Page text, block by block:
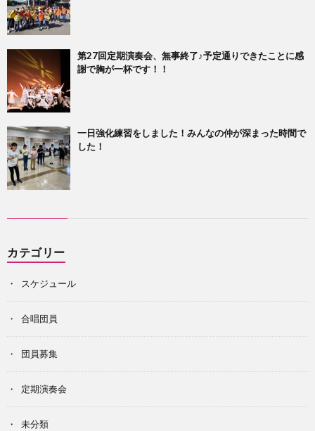
第27回定期演奏会、無事終了♪予定通りできたことに感
謝で胸が一杯です！！
一日強化練習をしました！みんなの仲が深まった時間で
した！
カテゴリー
スケジュール
合唱団員
団員募集
定期演奏会
未分類